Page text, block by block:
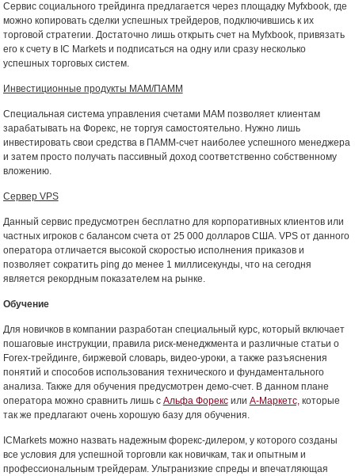
Сервис социального трейдинга предлагается через площадку Myfxbook, где
можно копировать сделки успешных трейдеров, подключившись к их
торговой стратегии. Достаточно лишь открыть счет на Myfxbook, привязать
его к счету в IC Markets и подписаться на одну или сразу несколько
успешных торговых систем.
Инвестиционные продукты MAM/ПАММ
Специальная система управления счетами МАМ позволяет клиентам
зарабатывать на Форекс, не торгуя самостоятельно. Нужно лишь
инвестировать свои средства в ПАММ-счет наиболее успешного менеджера
и затем просто получать пассивный доход соответственно собственному
вложению.
Сервер VPS
Данный сервис предусмотрен бесплатно для корпоративных клиентов или
частных игроков с балансом счета от 25 000 долларов США. VPS от данного
оператора отличается высокой скоростью исполнения приказов и
позволяет сократить ping до менее 1 миллисекунды, что на сегодня
является рекордным показателем на рынке.
Обучение
Для новичков в компании разработан специальный курс, который включает
пошаговые инструкции, правила риск-менеджмента и различные статьи о
Forex-трейдинге, биржевой словарь, видео-уроки, а также разъяснения
понятий и способов использования технического и фундаментального
анализа. Также для обучения предусмотрен демо-счет. В данном плане
оператора можно сравнить лишь с Альфа Форексили А-Маркетс,которые
так же предлагают очень хорошую базу для обучения.
ICMarkets можно назвать надежным форекс-дилером, у которого созданы
все условия для успешной торговли как новичкам, так и опытным и
профессиональным трейдерам. Ультранизкие спреды и впечатляющая